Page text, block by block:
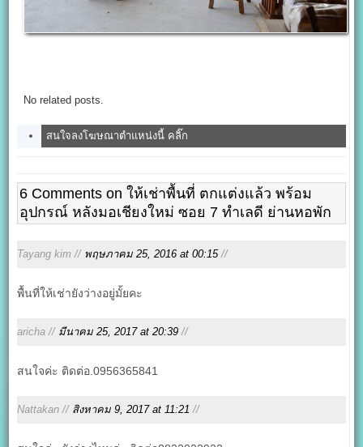
No related posts.
สนใจลงโฆษณาตำแหน่งนี้ คลิ๊ก
6 Comments on ให้เช่าพื้นที่ ตกแต่งแล้ว พร้อม
อุปกรณ์ หลังมอเชียงใหม่ ซอย 7 ทำเลดี ย่านหอพัก
Tayang kim // พฤษภาคม 25, 2016 at 00:15//
พื้นที่ให้เช่ายังว่างอยู่มั้ยคะ
aricha // มีนาคม 25, 2017 at 20:39 //
สนใจค่ะ ติดต่อ.0956365841
Nattakan // สิงหาคม 9, 2017 at 11:21 //